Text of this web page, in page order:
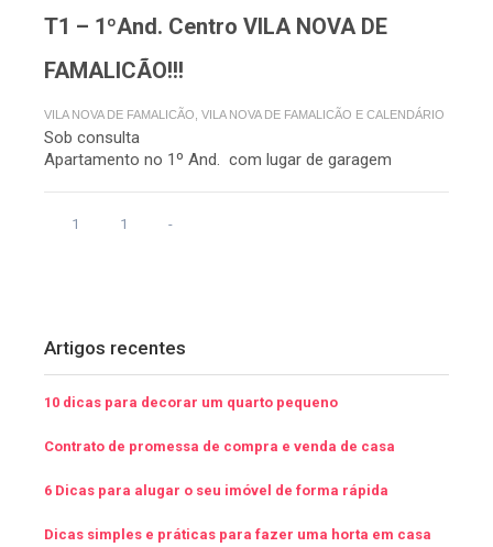
T1 – 1ºAnd. Centro VILA NOVA DE
FAMALICÃO!!!
VILA NOVA DE FAMALICÃO, VILA NOVA DE FAMALICÃO E CALENDÁRIO
Sob consulta
Apartamento no 1º And. com lugar de garagem
1 1 -
Artigos recentes
10 dicas para decorar um quarto pequeno
Contrato de promessa de compra e venda de casa
6 Dicas para alugar o seu imóvel de forma rápida
Dicas simples e práticas para fazer uma horta em casa